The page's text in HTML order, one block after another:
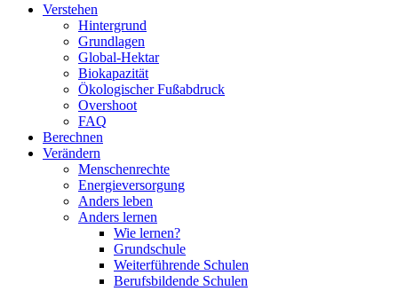
Verstehen
Hintergrund
Grundlagen
Global-Hektar
Biokapazität
Ökologischer Fußabdruck
Overshoot
FAQ
Berechnen
Verändern
Menschenrechte
Energieversorgung
Anders leben
Anders lernen
Wie lernen?
Grundschule
Weiterführende Schulen
Berufsbildende Schulen